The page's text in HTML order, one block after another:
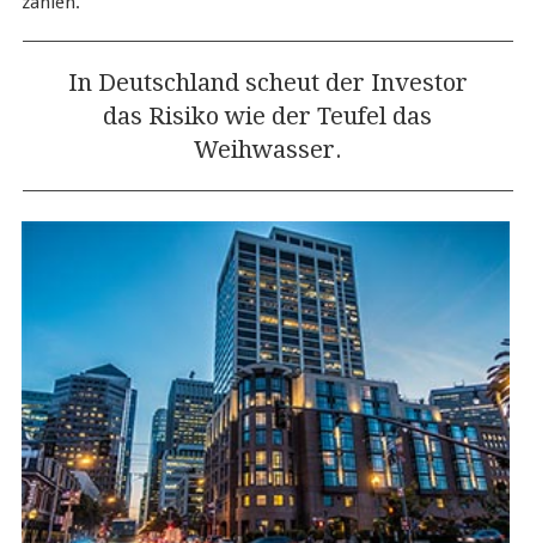
In Deutschland scheut der Investor
das Risiko wie der Teufel das
Weihwasser.